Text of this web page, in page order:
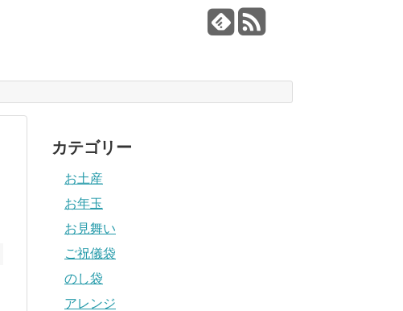
カテゴリー
お土産
お年玉
お見舞い
ご祝儀袋
のし袋
アレンジ